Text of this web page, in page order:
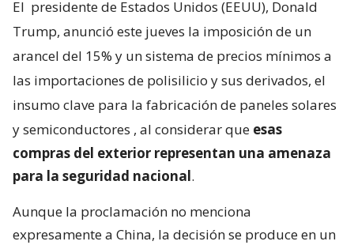
El presidente de Estados Unidos (EEUU), Donald
Trump, anunció este jueves la imposición de un
arancel del 15% y un sistema de precios mínimos a
las importaciones de polisilicio y sus derivados, el
insumo clave para la fabricación de paneles solares
y semiconductores , al considerar que esas
compras del exterior representan una amenaza
para la seguridad nacional.
Aunque la proclamación no menciona
expresamente a China, la decisión se produce en un